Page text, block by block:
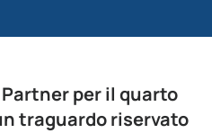
per il quarto
traguardo riservato